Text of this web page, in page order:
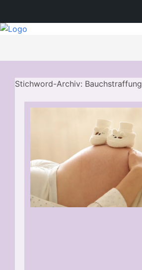
Stichword-Archiv: Bauchstraffung